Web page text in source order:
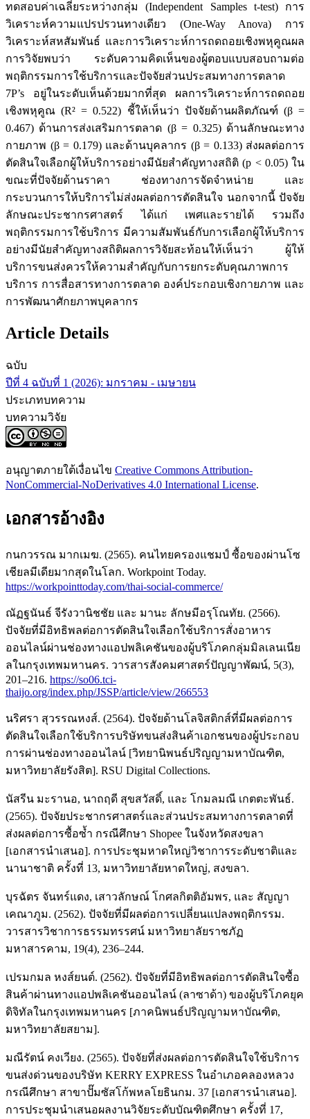
ทดสอบค่าเฉลี่ยระหว่างกลุ่ม (Independent Samples t-test) การ
วิเคราะห์ความแปรปรวนทางเดียว (One-Way Anova) การ
วิเคราะห์สหสัมพันธ์ และการวิเคราะห์การถดถอยเชิงพหุคูณผล
การวิจัยพบว่า ระดับความคิดเห็นของผู้ตอบแบบสอบถามต่อ
พฤติกรรมการใช้บริการและปัจจัยส่วนประสมทางการตลาด
7P’s อยู่ในระดับเห็นด้วยมากที่สุด ผลการวิเคราะห์การถดถอย
เชิงพหุคูณ (R² = 0.522) ชี้ให้เห็นว่า ปัจจัยด้านผลิตภัณฑ์ (β =
0.467) ด้านการส่งเสริมการตลาด (β = 0.325) ด้านลักษณะทาง
กายภาพ (β = 0.179) และด้านบุคลากร (β = 0.133) ส่งผลต่อการ
ตัดสินใจเลือกผู้ให้บริการอย่างมีนัยสำคัญทางสถิติ (p < 0.05) ใน
ขณะที่ปัจจัยด้านราคา ช่องทางการจัดจำหน่าย และ
กระบวนการให้บริการไม่ส่งผลต่อการตัดสินใจ นอกจากนี้ ปัจจัย
ลักษณะประชากรศาสตร์ ได้แก่ เพศและรายได้ รวมถึง
พฤติกรรมการใช้บริการ มีความสัมพันธ์กับการเลือกผู้ให้บริการ
อย่างมีนัยสำคัญทางสถิติผลการวิจัยสะท้อนให้เห็นว่า ผู้ให้
บริการขนส่งควรให้ความสำคัญกับการยกระดับคุณภาพการ
บริการ การสื่อสารทางการตลาด องค์ประกอบเชิงกายภาพ และ
การพัฒนาศักยภาพบุคลากร
Article Details
ฉบับ
ปีที่ 4 ฉบับที่ 1 (2026): มกราคม - เมษายน
ประเภทบทความ
บทความวิจัย
อนุญาตภายใต้เงื่อนไข Creative Commons Attribution-
NonCommercial-NoDerivatives 4.0 International License.
เอกสารอ้างอิง
กนกวรรณ มากเมฆ. (2565). คนไทยครองแชมป์ ซื้อของผ่านโซ
เชียลมีเดียมากสุดในโลก. Workpoint Today.
https://workpointtoday.com/thai-social-commerce/
ณัฏฐนันธ์ จีรังวานิชชัย และ มานะ ลักษมีอรุโณทัย. (2566).
ปัจจัยที่มีอิทธิพลต่อการตัดสินใจเลือกใช้บริการสั่งอาหาร
ออนไลน์ผ่านช่องทางแอปพลิเคชันของผู้บริโภคกลุ่มมิลเลนเนีย
ลในกรุงเทพมหานคร. วารสารสังคมศาสตร์ปัญญาพัฒน์, 5(3),
201–216. https://so06.tci-
thaijo.org/index.php/JSSP/article/view/266553
นริศรา สุวรรณหงส์. (2564). ปัจจัยด้านโลจิสติกส์ที่มีผลต่อการ
ตัดสินใจเลือกใช้บริการบริษัทขนส่งสินค้าเอกชนของผู้ประกอบ
การผ่านช่องทางออนไลน์ [วิทยานิพนธ์ปริญญามหาบัณฑิต,
มหาวิทยาลัยรังสิต]. RSU Digital Collections.
นัสรีน มะรานอ, นาถฤดี สุขสวัสดิ์, และ โกมลมณี เกตตะพันธ์.
(2565). ปัจจัยประชากรศาสตร์และส่วนประสมทางการตลาดที่
ส่งผลต่อการซื้อซ้ำ กรณีศึกษา Shopee ในจังหวัดสงขลา
[เอกสารนำเสนอ]. การประชุมหาดใหญ่วิชาการระดับชาติและ
นานาชาติ ครั้งที่ 13, มหาวิทยาลัยหาดใหญ่, สงขลา.
บุรฉัตร จันทร์แดง, เสาวลักษณ์ โกศลกิตติอัมพร, และ สัญญา
เคณาภูม. (2562). ปัจจัยที่มีผลต่อการเปลี่ยนแปลงพฤติกรรม.
วารสารวิชาการธรรมทรรศน์ มหาวิทยาลัยราชภัฏ
มหาสารคาม, 19(4), 236–244.
เปรมกมล หงส์ยนต์. (2562). ปัจจัยที่มีอิทธิพลต่อการตัดสินใจซื้อ
สินค้าผ่านทางแอปพลิเคชันออนไลน์ (ลาซาด้า) ของผู้บริโภคยุค
ดิจิทัลในกรุงเทพมหานคร [ภาคนิพนธ์ปริญญามหาบัณฑิต,
มหาวิทยาลัยสยาม].
มณีรัตน์ คงเวียง. (2565). ปัจจัยที่ส่งผลต่อการตัดสินใจใช้บริการ
ขนส่งด่วนของบริษัท KERRY EXPRESS ในอำเภอคลองหลวง
กรณีศึกษา สาขาปั๊มซัสโก้พหลโยธินกม. 37 [เอกสารนำเสนอ].
การประชุมนำเสนอผลงานวิจัยระดับบัณฑิตศึกษา ครั้งที่ 17,